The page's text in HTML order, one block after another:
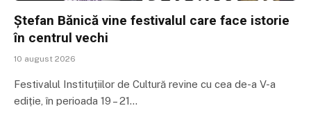
Ștefan Bănică vine festivalul care face istorie
în centrul vechi
10 august 2026
Festivalul Instituțiilor de Cultură revine cu cea de-a V-a
ediție, în perioada 19 – 21…